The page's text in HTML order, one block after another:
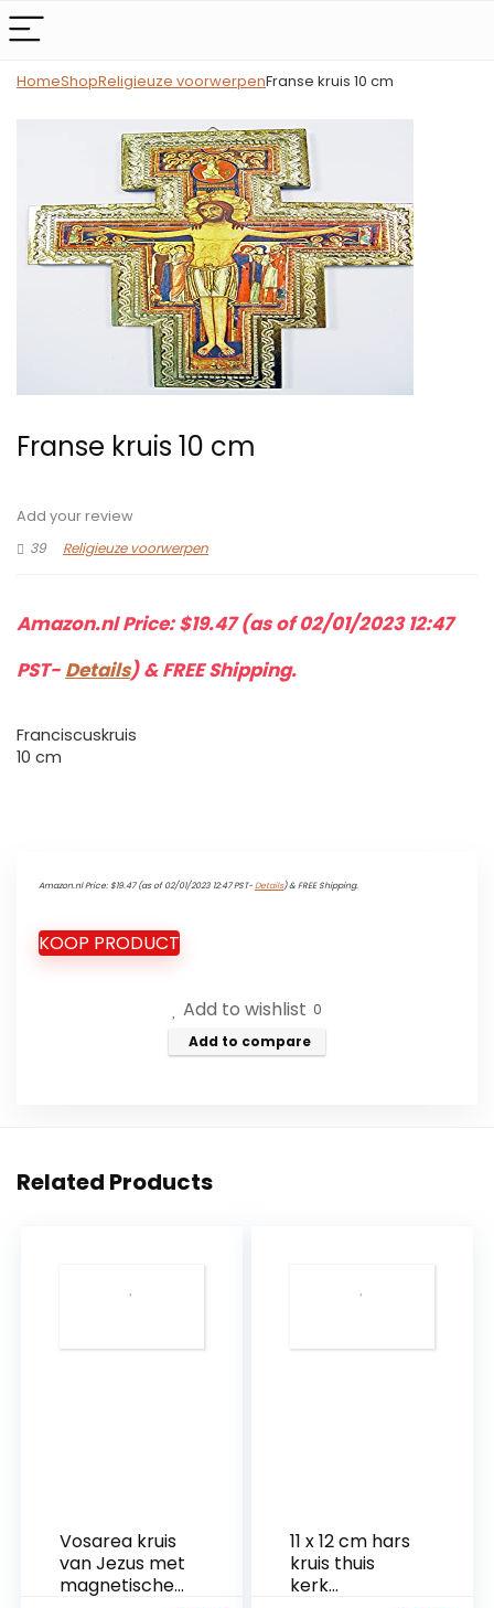
HomeShopReligieuze voorwerpenFranse kruis 10 cm
Franse kruis 10 cm
Add your review
39
Religieuze voorwerpen
Amazon.nl Price:$19.47(as of 02/01/2023 12:47
PST- Details)&FREE Shipping.
Franciscuskruis
10 cm
Amazon.nl Price: $19.47(as of 02/01/2023 12:47 PST-Details)&FREE Shipping.
KOOP PRODUCT
Add to wishlist 0
Add to compare
Related Products
Vosarea kruis
van Jezus met
magnetische
11 x 12 cm hars
kruis thuis
kerk